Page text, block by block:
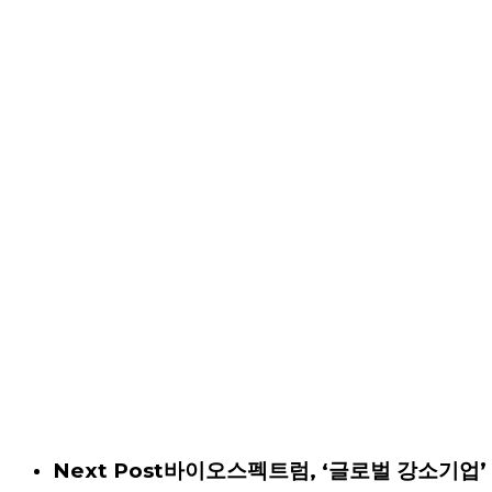
Next Post바이오스펙트럼, ‘글로벌 강소기업